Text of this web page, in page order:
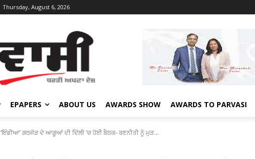
Thursday, August 6, 2026
EPAPERS ABOUT US AWARDS SHOW AWARDS TO PARVASI
‘ਇੰਡੀਆ’ ਗਠਜੋੜ ਦੇ ਆਗੂਆਂ ਦੀ ਦਿੱਲੀ ’ਚ ਹੋਈ ਬੈਠਕ- ਰਣਨੀਤੀ ਨੂੰ ਮੁੜ...